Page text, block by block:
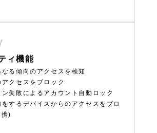
ィ機能
る傾向のアクセスを検知
クセスをブロック
失敗によるアカウント自動ロック
するデバイスからのアクセスをブロ
)